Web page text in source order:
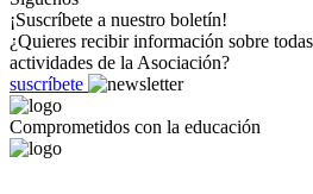
¡Suscríbete a nuestro boletín!
¿Quieres recibir información sobre
actividades de la Asociación?
suscríbete
Comprometidos con la educación